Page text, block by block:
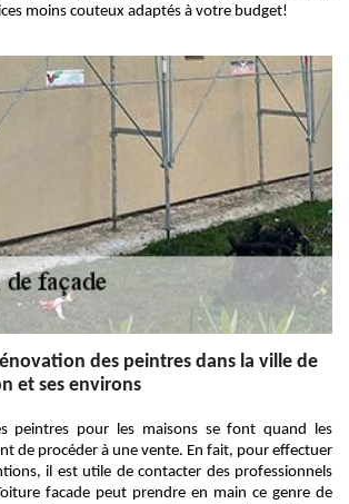
moins couteux adaptés à votre budget!
des peintres dans la ville de
et ses environs
peintres pour les maisons se font quand les
de procéder à une vente. En fait, pour effectuer
il est utile de contacter des professionnels
facade peut prendre en main ce genre de